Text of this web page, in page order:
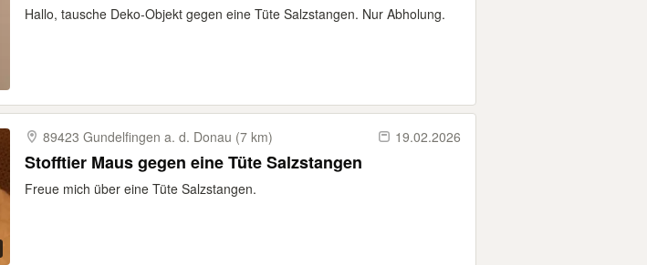
Hallo, tausche Deko-Objekt gegen eine Tüte Salzstangen. Nur Abholung.
89423 Gundelfingen a. d. Donau (7 km) 19.02.2026
Stofftier Maus gegen eine Tüte Salzstangen
Freue mich über eine Tüte Salzstangen.